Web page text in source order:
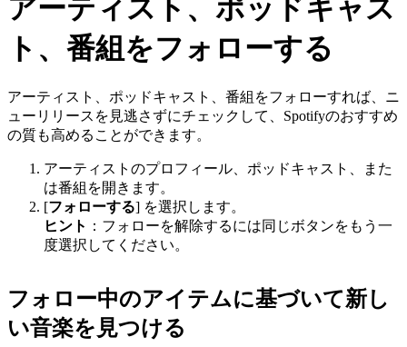
アーティスト、ポッドキャス
ト、番組をフォローする
アーティスト、ポッドキャスト、番組をフォローすれば、ニ
ューリリースを見逃さずにチェックして、Spotifyのおすすめ
の質も高めることができます。
アーティストのプロフィール、ポッドキャスト、また
は番組を開きます。
[フォローする] を選択します。
ヒント ：フォローを解除するには同じボタンをもう一
度選択してください。
フォロー中のアイテムに基づいて新し
い音楽を見つける